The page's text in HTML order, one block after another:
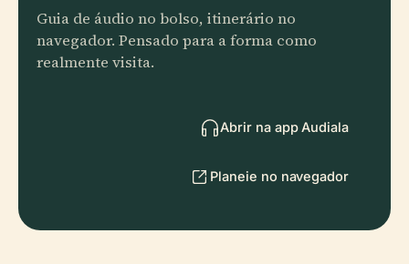
Guia de áudio no bolso, itinerário no
navegador. Pensado para a forma como
realmente visita.
Abrir na app Audiala
Planeie no navegador